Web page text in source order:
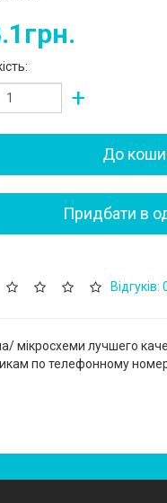
+
До
Придбати в
Відгуків:
мікросхеми лучшего
по телефонному